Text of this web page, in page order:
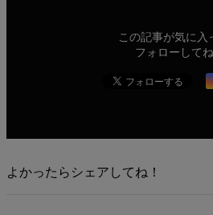
この記事が気に入
フォローしてね
よかったらシェアしてね！